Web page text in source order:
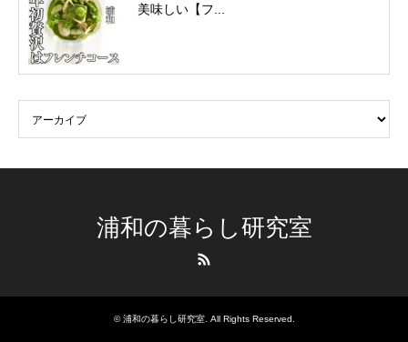
美味しい【フ...
浦和の暮らし研究室
©浦和の暮らし研究室. All Rights Reserved.